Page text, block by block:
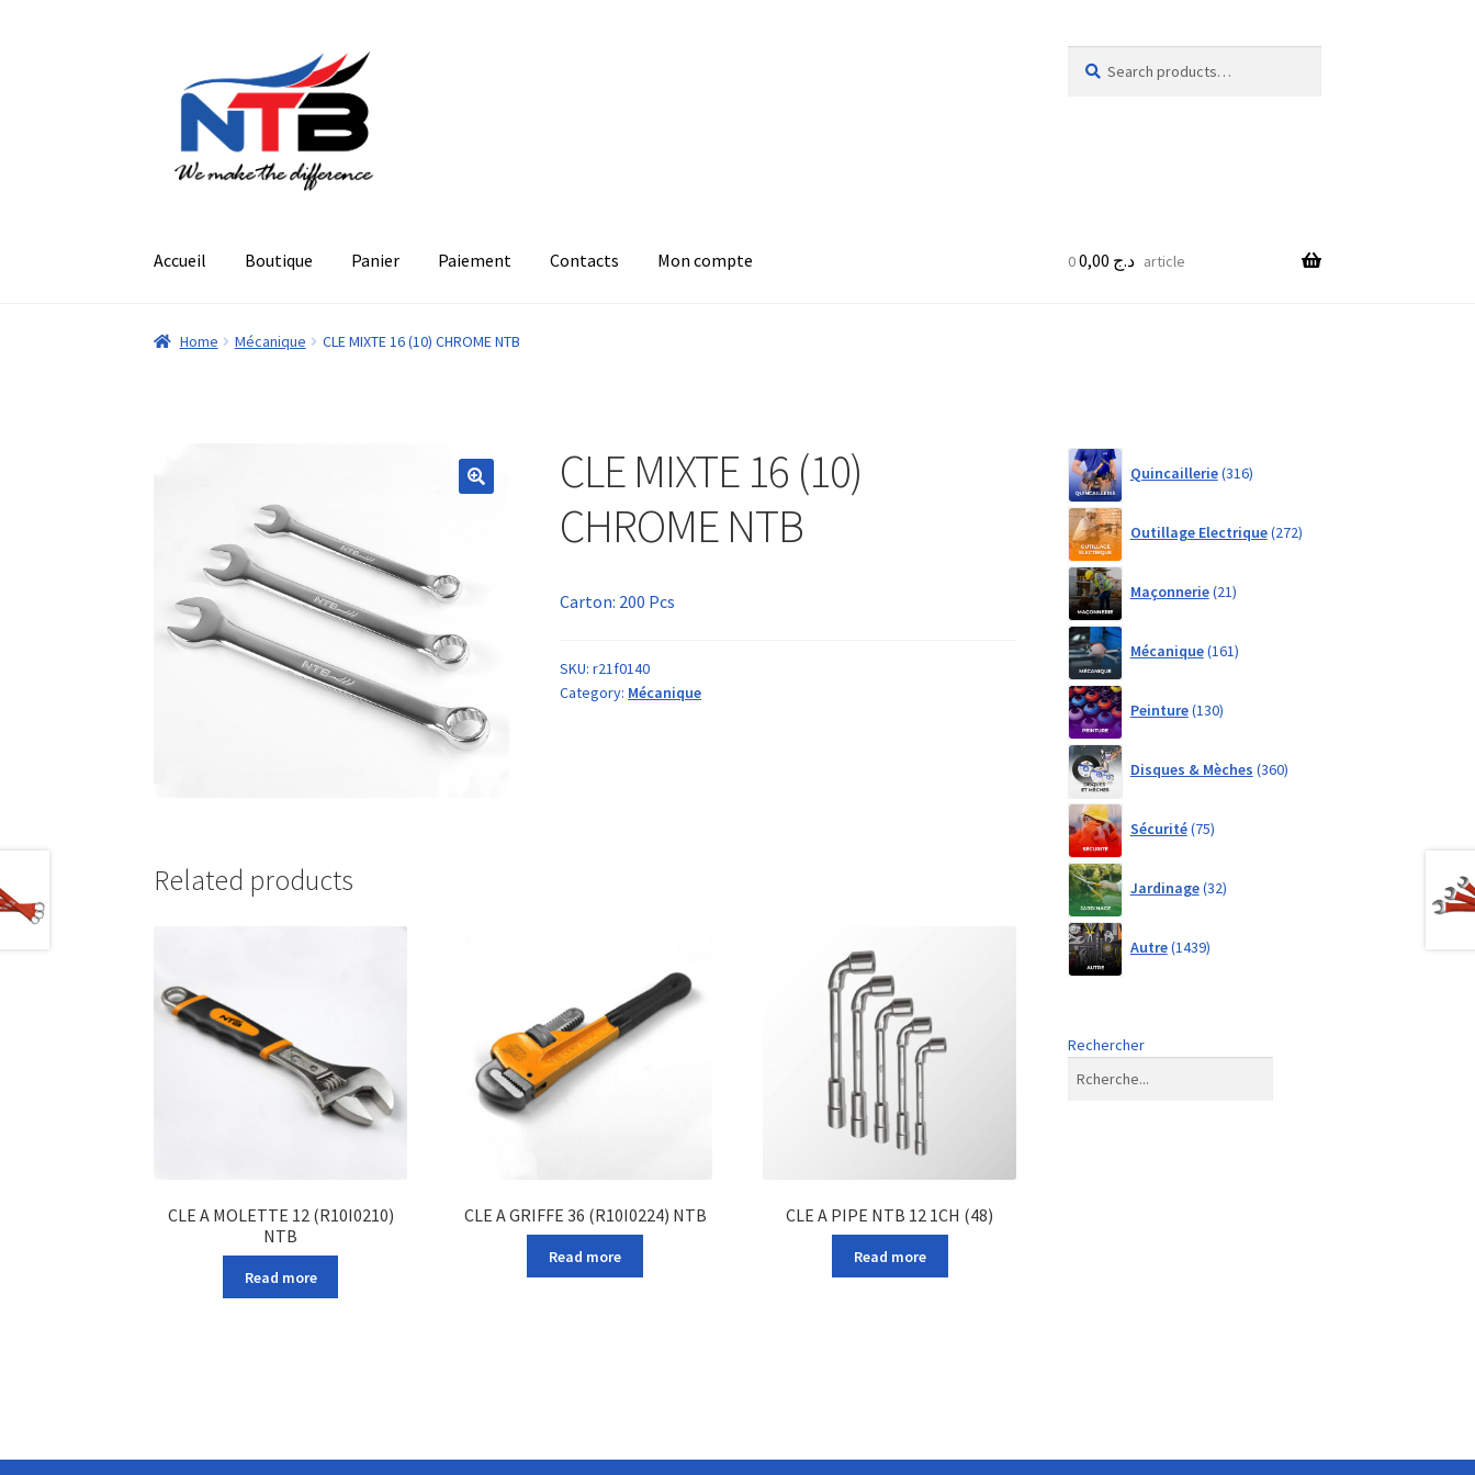
navigation
contenu
for:
Accueil Boutique Panier Paiement Contacts Mon compte د.ج 0 article
Home Mécanique CLE MIXTE 16 (10) CHROME NTB
CLE MIXTE 16 (10)
CHROME NTB
Carton: 200 Pcs
SKU:r21f0140
Category: Mécanique
Related products
CLE A MOLETTE 12 (R10I0210)
NTB
Read more
CLE A GRIFFE 36 (R10I0224) NTB
Read more
CLE A PIPE NTB 12 1CH (48)
Read more
Quincaillerie 316products
Outillage Electrique 272products
Maçonnerie 21products
Mécanique 161products
Peinture 130products
Disques & Mèches 360products
Sécurité 75products
Jardinage 32products
Autre 1439products
Rechercher